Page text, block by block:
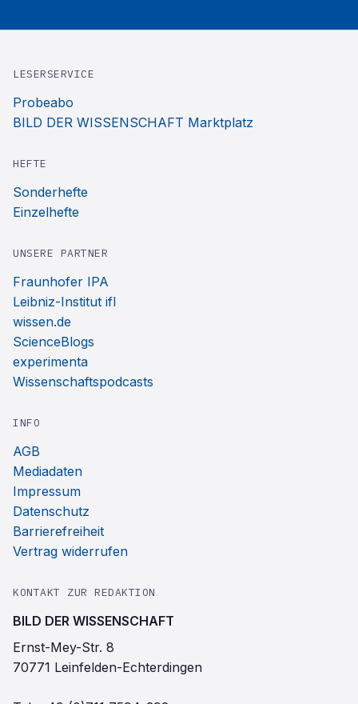
LESERSERVICE
Probeabo
BILD DER WISSENSCHAFT Marktplatz
HEFTE
Sonderhefte
Einzelhefte
UNSERE PARTNER
Fraunhofer IPA
Leibniz-Institut ifl
wissen.de
ScienceBlogs
experimenta
Wissenschaftspodcasts
INFO
AGB
Mediadaten
Impressum
Datenschutz
Barrierefreiheit
Vertrag widerrufen
KONTAKT ZUR REDAKTION
BILD DER WISSENSCHAFT
Ernst-Mey-Str. 8
70771 Leinfelden-Echterdingen